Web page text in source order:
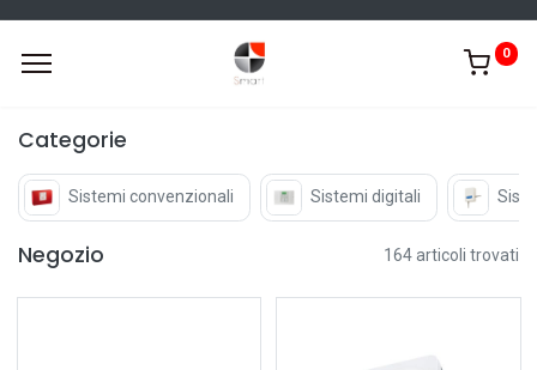
0
Categorie
Sistemi convenzionali Sistemi digitali
Negozio 164 articoli trovati